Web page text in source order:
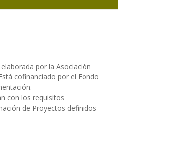
elaborada por la Asociación
cofinanciado por el Fondo
con los requisitos
de Proyectos definidos